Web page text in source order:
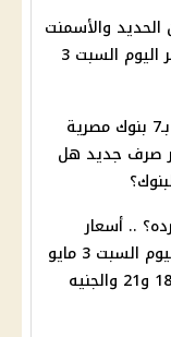
والأسمنت
بسوق مواد البناء فى مصر اليوم السبت 3
سعر الدولار مقابل الجنيه بـ7 بنوك مصرية
صرف جديد هل
.. أسعار
الذهب ببدايه التعاملات اليوم السبت 3 مايو
2025 وهذا ما سجله عيار 18 و21 والجنيه